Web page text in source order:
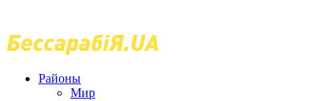
Районы
Мир